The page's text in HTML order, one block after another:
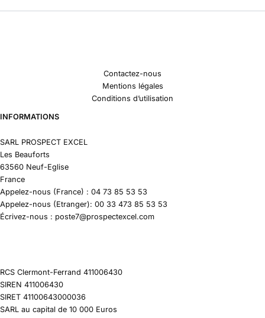
Contactez-nous
Mentions légales
Conditions d’utilisation
INFORMATIONS
SARL PROSPECT EXCEL
Les Beauforts
63560 Neuf-Eglise
France
Appelez-nous (France) : 04 73 85 53 53
Appelez-nous (Etranger): 00 33 473 85 53 53
Écrivez-nous : poste7@prospectexcel.com
RCS Clermont-Ferrand 411006430
SIREN 411006430
SIRET 41100643000036
SARL au capital de 10 000 Euros